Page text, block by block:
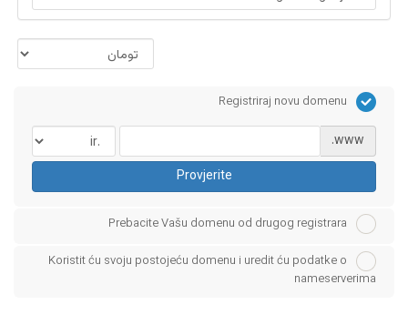
Registriraj novu domenu
www.
Provjerite
Prebacite Vašu domenu od drugog registrara
Koristit ću svoju postojeću domenu i uredit ću podatke o
nameserverima